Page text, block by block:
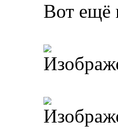
Вот ещё